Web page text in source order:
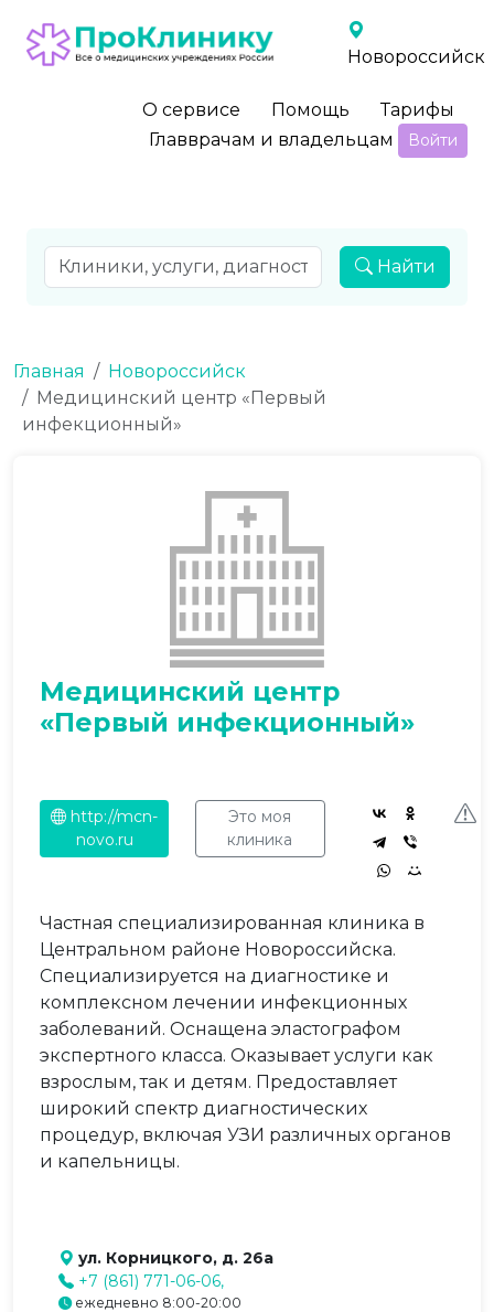
Новороссийск
О сервисе Помощь
Тарифы
Главврачам и владельцам
Войти
Найти
Главная
Новороссийск
Медицинский центр «Первый
инфекционный»
Медицинский центр
«Первый инфекционный»
http://mcn-
novo.ru
Это моя
клиника
Частная специализированная клиника в
Центральном районе Новороссийска.
Специализируется на диагностике и
комплексном лечении инфекционных
заболеваний. Оснащена эластографом
экспертного класса. Оказывает услуги как
взрослым, так и детям. Предоставляет
широкий спектр диагностических
процедур, включая УЗИ различных органов
и капельницы.
ул. Корницкого, д. 26а
+7 (861) 771-06-06,
ежедневно 8:00-20:00